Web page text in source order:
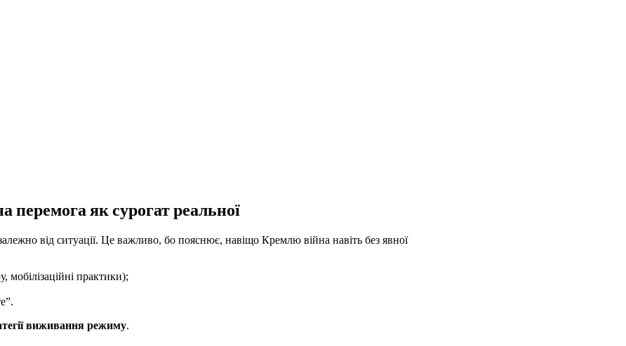
перемога як сурогат реальної
від ситуації. Це важливо, бо пояснює, навіщо Кремлю війна навіть без явної
мобілізаційні практики);
виживання режиму.